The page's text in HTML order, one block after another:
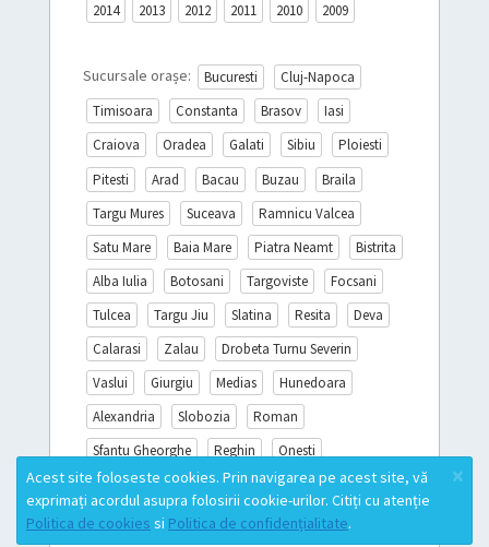
2014
2013 2012 2011 2010 2009
Sucursale orașe: Bucuresti
Cluj-Napoca
Timisoara
Constanta Brasov
Iasi
Craiova
Oradea Galati Sibiu
Ploiesti
Pitesti
Arad Bacau Buzau
Braila
Targu Mures
Suceava
Ramnicu Valcea
Satu Mare
Baia Mare Piatra Neamt
Bistrita
Alba Iulia
Botosani Targoviste
Focsani
Tulcea
Targu Jiu Slatina Resita
Deva
Calarasi
Zalau
Drobeta Turnu Severin
Vaslui
Giurgiu Medias
Hunedoara
Alexandria
Slobozia
Roman
Sfantu Gheorghe
Reghin
Onesti
Sighisoara
Miercurea Ciuc
Turda
Campina
Mioveni Lista completă
×
Acest site foloseste cookies. Prin navigarea pe acest site, vă
exprimați acordul asupra folosirii cookie-urilor. Citiți cu atenție
Politica de cookies si Politica de confidențialitate.